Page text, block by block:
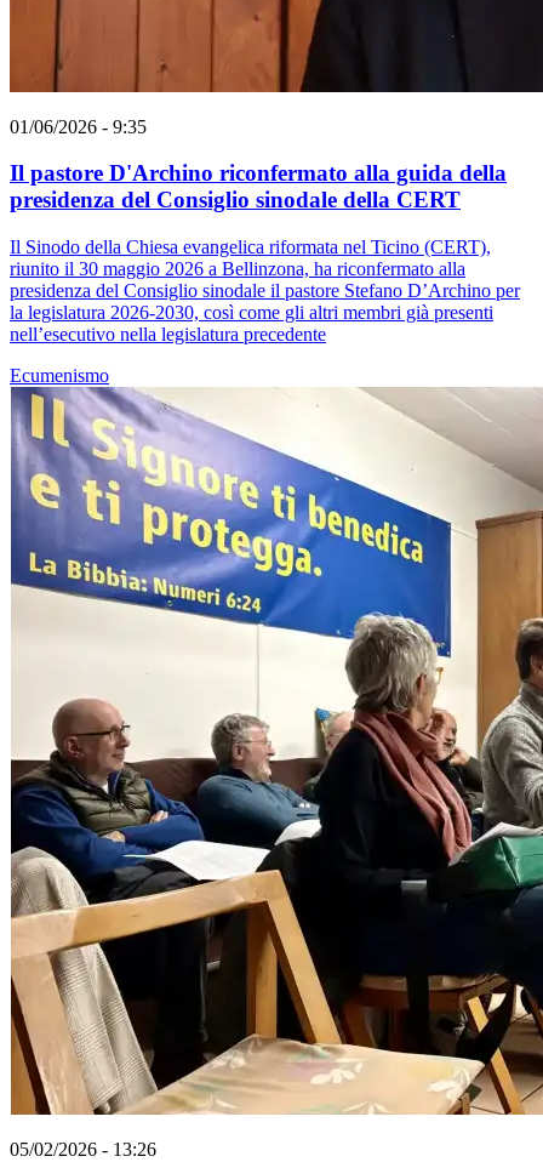
01/06/2026 - 9:35
Il pastore D'Archino riconfermato alla guida della
presidenza del Consiglio sinodale della CERT
Il Sinodo della Chiesa evangelica riformata nel Ticino (CERT),
riunito il 30 maggio 2026 a Bellinzona, ha riconfermato alla
presidenza del Consiglio sinodale il pastore Stefano D’Archino per
la legislatura 2026-2030, così come gli altri membri già presenti
nell’esecutivo nella legislatura precedente
Ecumenismo
05/02/2026 - 13:26